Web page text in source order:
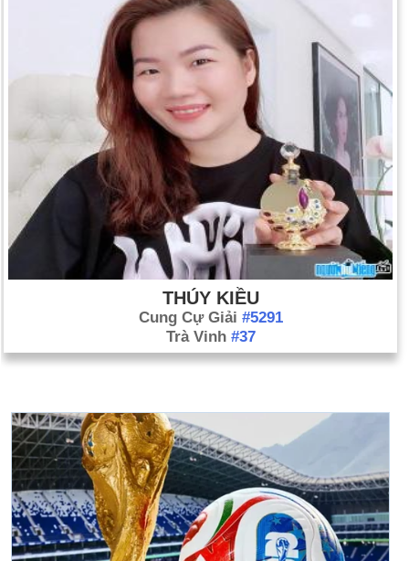
THÚY KIỀU
Cung Cự Giải #5291
Trà Vinh #37